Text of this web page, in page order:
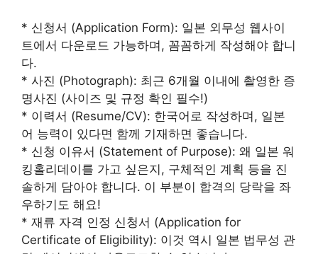
* 신청서 (Application Form): 일본 외무성 웹사이
트에서 다운로드 가능하며, 꼼꼼하게 작성해야 합니
다.
* 사진 (Photograph): 최근 6개월 이내에 촬영한 증
명사진 (사이즈 및 규정 확인 필수!)
* 이력서 (Resume/CV): 한국어로 작성하며, 일본
어 능력이 있다면 함께 기재하면 좋습니다.
* 신청 이유서 (Statement of Purpose): 왜 일본 워
킹홀리데이를 가고 싶은지, 구체적인 계획 등을 진
솔하게 담아야 합니다. 이 부분이 합격의 당락을 좌
우하기도 해요!
* 재류 자격 인정 신청서 (Application for
Certificate of Eligibility): 이것 역시 일본 법무성 관